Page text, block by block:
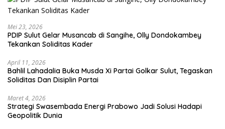
Mei 23, 2026
PDIP Sulut Gelar Musancab di Sangihe, Olly Dondokambey
Tekankan Soliditas Kader
April 11, 2026
Bahlil Lahadalia Buka Musda Xi Partai Golkar Sulut, Tegaskan
Soliditas Dan Disiplin Partai
Maret 4, 2026
Strategi Swasembada Energi Prabowo Jadi Solusi Hadapi
Geopolitik Dunia